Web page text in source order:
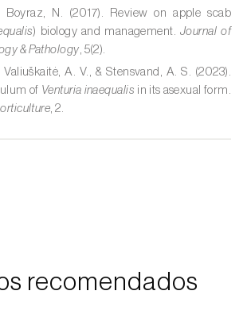
Boyraz, N. (2017). Review on apple scab
) biology and management.Journal of
& Pathology , 5(2).
Valiuškaitė, A. V., & Stensvand, A. S. (2023).
of Venturia inaequalis in its asexual form.
, 2.
recomendados